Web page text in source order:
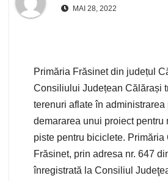
MAI 28, 2022
Primăria Frăsinet din județul
Consiliului Județean Călărași
terenuri aflate în administrarea
demararea unui proiect pentru
piste pentru biciclete. Primăria
Frăsinet, prin adresa nr. 647
înregistrată la Consiliul